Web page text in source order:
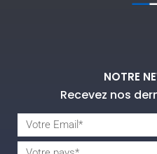
NOTRE
Recevez nos